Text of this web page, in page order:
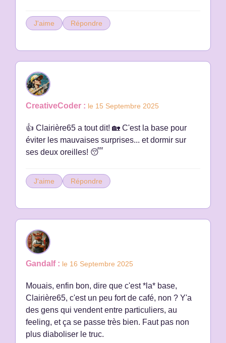
J'aime Répondre
CreativeCoder : le 15 Septembre 2025
👍 Clairière65 a tout dit! 🏡 C'est la base pour
éviter les mauvaises surprises... et dormir sur
ses deux oreilles! 😴
J'aime Répondre
Gandalf : le 16 Septembre 2025
Mouais, enfin bon, dire que c'est *la* base,
Clairière65, c'est un peu fort de café, non ? Y'a
des gens qui vendent entre particuliers, au
feeling, et ça se passe très bien. Faut pas non
plus diaboliser le truc.